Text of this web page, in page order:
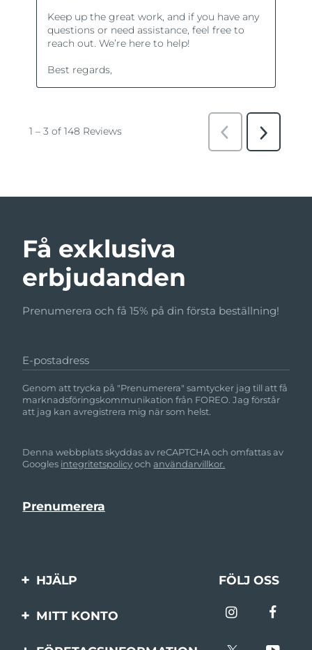
Få exklusiva
erbjudanden
Prenumerera och få 15% på din första beställning!
E-postadress
Genom att trycka på "Prenumerera" samtycker jag till att få
marknadsföringskommunikation från FOREO. Jag förstår
att jag kan avregistrera mig när som helst.
Denna webbplats skyddas av reCAPTCHA och omfattas av
Googles integritetspolicyochanvändarvillkor.
HJÄLP
Kontakta oss
FÖLJ OSS
MITT KONTO
Produktregistrering